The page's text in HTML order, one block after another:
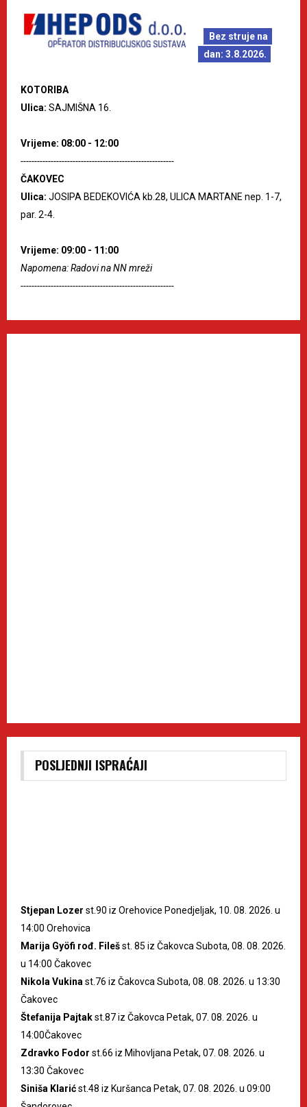
Bez struje na
dan: 3.8.2026.
KOTORIBA
Ulica: SAJMIŠNA 16.
Vrijeme: 08:00 - 12:00
--------------------------------------------------------
ČAKOVEC
Ulica: JOSIPA BEDEKOVIĆA kb.28, ULICA MARTANE nep. 1-7,
par. 2-4.
Vrijeme: 09:00 - 11:00
Napomena: Radovi na NN mreži
--------------------------------------------------------
POSLJEDNJI ISPRAĆAJI
Stjepan Lozer st.90 iz Orehovice Ponedjeljak, 10. 08. 2026. u
14:00 Orehovica
Marija Gyöfi rođ. Filešst. 85 iz Čakovca Subota, 08. 08. 2026.
u 14:00 Čakovec
Nikola Vukina st.76 iz Čakovca Subota, 08. 08. 2026. u 13:30
Čakovec
Štefanija Pajtakst.87 iz Čakovca Petak, 07. 08. 2026. u
14:00Čakovec
Zdravko Fodor st.66 iz Mihovljana Petak, 07. 08. 2026. u
13:30 Čakovec
Siniša Klarićst.48 iz Kuršanca Petak, 07. 08. 2026. u 09:00